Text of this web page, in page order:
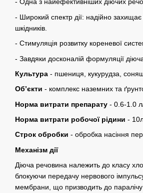
- Одна з найефективніших діючих
- Широкий спектр дії: надійно
шкідників.
- Стимуляція розвитку кореневої
- Завдяки досконалій формуляції
Культура - пшениця, кукурудза,
Об’єкти - комплекс наземних та
Норма витрати препарату - 0.6-1.0
Норма витрати робочої рідини -
Строк обробки - обробка насіння
Механізм дії
Діюча речовина належить до класу
блокуючи передачу нервового
мембрани, що призводить до паралічу